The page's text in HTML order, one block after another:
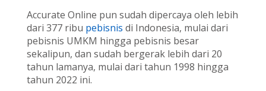
Accurate Online pun sudah dipercaya oleh lebih
dari 377 ribu pebisnis di Indonesia, mulai dari
pebisnis UMKM hingga pebisnis besar
sekalipun, dan sudah bergerak lebih dari 20
tahun lamanya, mulai dari tahun 1998 hingga
tahun 2022 ini.